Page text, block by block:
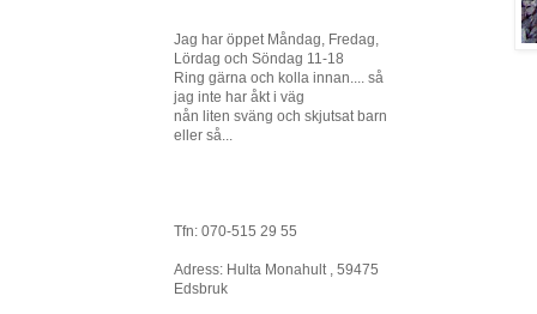
Jag har öppet Måndag, Fredag,
Lördag och Söndag 11-18
Ring gärna och kolla innan.... så
jag inte har åkt i väg
nån liten sväng och skjutsat barn
eller så...
Tfn: 070-515 29 55
Adress: Hulta Monahult , 59475
Edsbruk